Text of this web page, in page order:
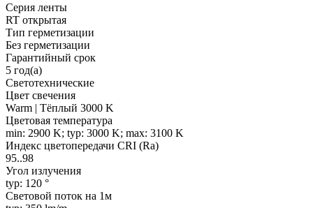
Серия ленты
RT открытая
Тип герметизации
Без герметизации
Гарантийный срок
5 год(а)
Светотехнические
Цвет свечения
Warm | Тёплый 3000 K
Цветовая температура
min: 2900 K; typ: 3000 K; max: 3100 K
Индекс цветопередачи CRI (Ra)
95..98
Угол излучения
typ: 120 °
Световой поток на 1м